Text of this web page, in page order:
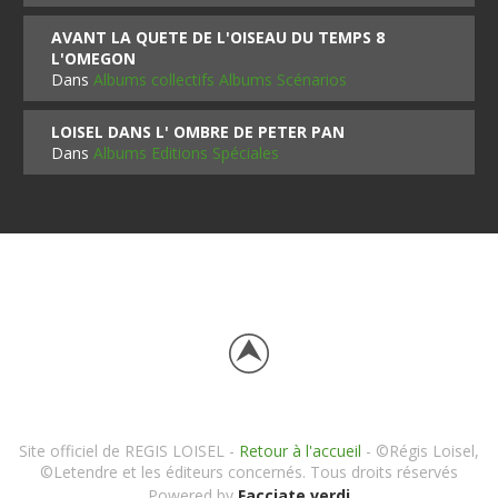
AVANT LA QUETE DE L'OISEAU DU TEMPS 8
L'OMEGON
DansAlbums collectifs Albums Scénarios
LOISEL DANS L' OMBRE DE PETER PAN
DansAlbums Editions Spéciales
Site officiel de REGIS LOISEL - Retour à l'accueil - ©Régis Loisel,
©Letendre et les éditeurs concernés. Tous droits réservés